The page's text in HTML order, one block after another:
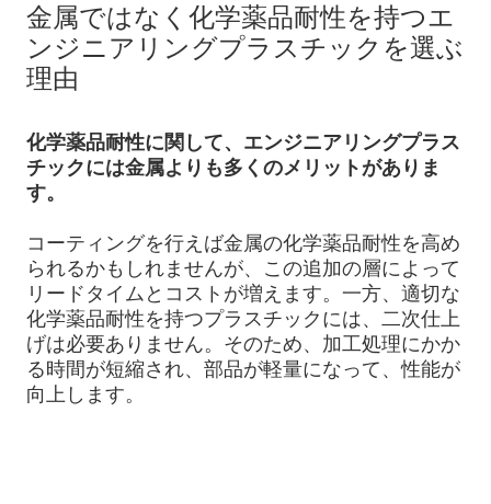
金属ではなく化学薬品耐性を持つエ
ンジニアリングプラスチックを選ぶ
理由
化学薬品耐性に関して、エンジニアリングプラス
チックには金属よりも多くのメリットがありま
す。
コーティングを行えば金属の化学薬品耐性を高め
られるかもしれませんが、この追加の層によって
リードタイムとコストが増えます。一方、適切な
化学薬品耐性を持つプラスチックには、二次仕上
げは必要ありません。そのため、加工処理にかか
る時間が短縮され、部品が軽量になって、性能が
向上します。